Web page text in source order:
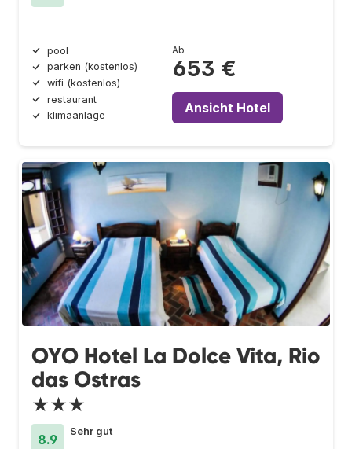
pool
parken (kostenlos)
wifi (kostenlos)
restaurant
klimaanlage
Ab
653 €
Ansicht Hotel
OYO Hotel La Dolce Vita, Rio
das Ostras
★★★
8.9
Sehr gut